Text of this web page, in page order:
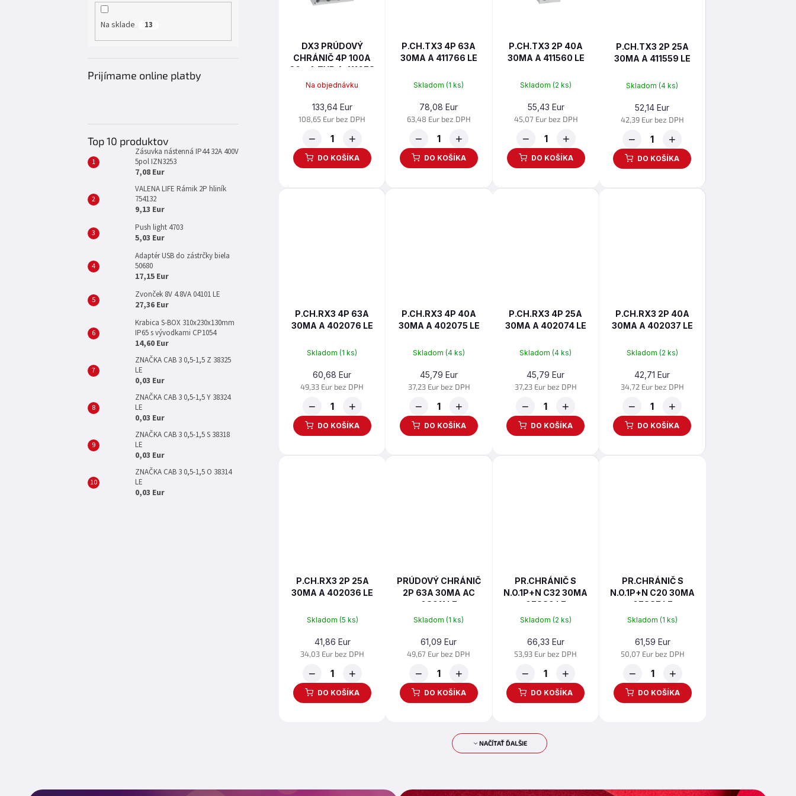
Na sklade 13
Prijímame online platby
Top 10 produktov
Zásuvka nástenná IP44 32A 400V
5pol IZN3253
7,08 Eur
VALENA LIFE Rámik 2P hliník
754132
9,13 Eur
Push light 4703
5,03 Eur
Adaptér USB do zástrčky biela
50680
17,15 Eur
Zvonček 8V 4.8VA 04101 LE
27,36 Eur
Krabica S-BOX 310x230x130mm
IP65 s vývodkami CP1054
14,60 Eur
ZNAČKA CAB 3 0,5-1,5 Z 38325
LE
0,03 Eur
ZNAČKA CAB 3 0,5-1,5 Y 38324
LE
0,03 Eur
ZNAČKA CAB 3 0,5-1,5 S 38318
LE
0,03 Eur
ZNAČKA CAB 3 0,5-1,5 O 38314
LE
0,03 Eur
DX3 PRÚDOVÝ
CHRÁNIČ 4P 100A
30mA TYP A 411678
LE
Na objednávku
133,64 Eur
108,65 Eur bez DPH
− +
DO KOŠÍKA
P.CH.TX3 4P 63A
30MA A 411766 LE
Skladom(1 ks)
78,08 Eur
63,48 Eur bez DPH
− +
DO KOŠÍKA
P.CH.TX3 2P 40A
30MA A 411560 LE
Skladom(2 ks)
55,43 Eur
45,07 Eur bez DPH
− +
DO KOŠÍKA
P.CH.TX3 2P 25A
30MA A 411559 LE
Skladom(4 ks)
52,14 Eur
42,39 Eur bez DPH
− +
DO KOŠÍKA
P.CH.RX3 4P 63A
30MA A 402076 LE
Skladom(1 ks)
60,68 Eur
49,33 Eur bez DPH
− +
DO KOŠÍKA
P.CH.RX3 4P 40A
30MA A 402075 LE
Skladom(4 ks)
45,79 Eur
37,23 Eur bez DPH
− +
DO KOŠÍKA
P.CH.RX3 4P 25A
30MA A 402074 LE
Skladom(4 ks)
45,79 Eur
37,23 Eur bez DPH
− +
DO KOŠÍKA
P.CH.RX3 2P 40A
30MA A 402037 LE
Skladom (2 ks)
42,71 Eur
34,72 Eur bez DPH
− +
DO KOŠÍKA
P.CH.RX3 2P 25A
30MA A 402036 LE
Skladom (5 ks)
41,86 Eur
34,03 Eur bez DPH
− +
DO KOŠÍKA
PRÚDOVÝ CHRÁNIČ
2P 63A 30MA AC
08911 LE
Skladom(1 ks)
61,09 Eur
49,67 Eur bez DPH
− +
DO KOŠÍKA
PR.CHRÁNIČ S
N.O.1P+N C32 30MA
07889 LE
Skladom (2 ks)
66,33 Eur
53,93 Eur bez DPH
− +
DO KOŠÍKA
PR.CHRÁNIČ S
N.O.1P+N C20 30MA
07887 LE
Skladom(1 ks)
61,59 Eur
50,07 Eur bez DPH
− +
DO KOŠÍKA
O
d
NAČÍTAŤ ĎALŠIE
á